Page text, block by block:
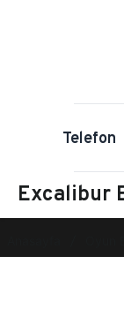
Telefon
Excalibur